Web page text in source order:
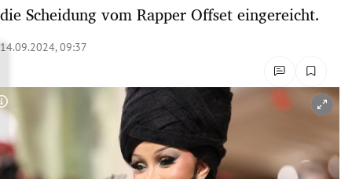
Untermenü
Untermenü
Untermenü
Untermenü
die Scheidung vom Rapper Offset eingereicht.
14.09.2024, 09:37
Copyright-Hinweis öffnen/schließen